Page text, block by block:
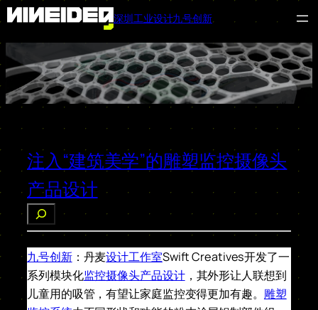
至
内
容
深圳工业设计九号创新
注入“建筑美学”的雕塑监控摄像头
产品设计
索
九号创新：丹麦设计工作室Swift Creatives开发了一
系列模块化监控摄像头产品设计，其外形让人联想到
儿童用的吸管，有望让家庭监控变得更加有趣。 雕塑